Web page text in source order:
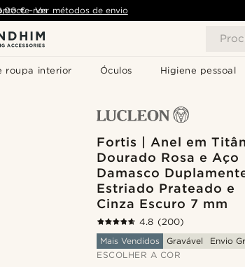
roupa interior Óculos Higiene pessoal
€ - Ver métodos de envio
nos
Fortis | Anel em
Dourado Rosa e Aço
Damasco
Estriado Prateado e
Cinza Escuro 7 mm
4.8 (200)
Mais Vendidos
Gravável
Envio
ESCOLHER A COR